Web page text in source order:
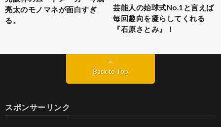
亮太のモノマネが面白すぎ
る。
芸能人の始球式No.1と言えば
毎回趣向を凝らしてくれる
『石原さとみ』！
Back to Top
スポンサーリンク